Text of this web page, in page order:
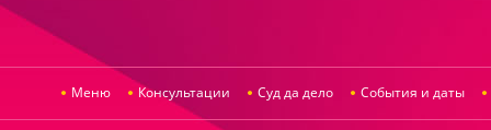
Меню Консультации Суд да дело События и даты